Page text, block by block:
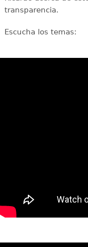
transparencia.
Escucha los temas: